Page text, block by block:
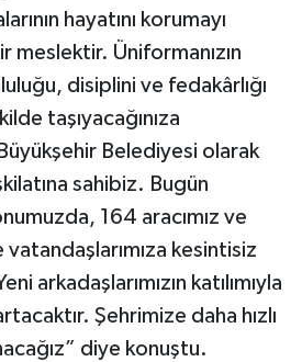
hayatını korumayı
meslektir. Üniformanızın
disiplini ve fedakârlığı
taşıyacağınıza
Belediyesi olarak
sahibiz. Bugün
164 aracımız ve
kesintisiz
arkadaşlarımızın katılımıyla
Şehrimize daha hızlı
diye konuştu.